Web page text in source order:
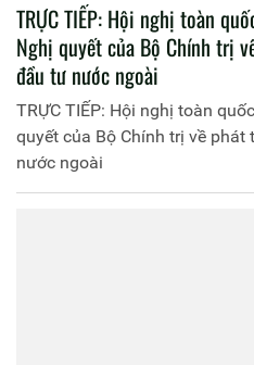
TRỰC TIẾP: Hội nghị toàn
Nghị quyết của Bộ Chính trị
đầu tư nước ngoài
TRỰC TIẾP: Hội nghị toàn
quyết của Bộ Chính trị về
nước ngoài